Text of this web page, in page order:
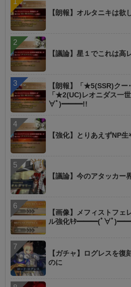
【朗報】オルタニキは欲
【議論】星１でこれは高
【朗報】「★5(SSR)クー
「★2(UC)レオニダス一
∀ﾟ)━━━!!
【強化】とりあえずNP
【議論】今のアタッカー
【画像】メフィストフェ
ル強化ｷﾀ━━━(ﾟ∀ﾟ
【ガチャ】ログレスを復
のに